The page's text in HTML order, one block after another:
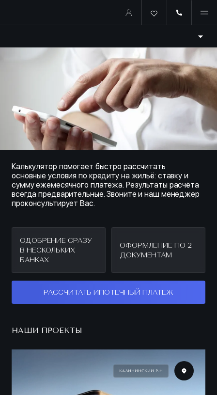
Купить квартиру в ипотеку
Калькулятор помогает быстро рассчитать
основные условия по кредиту на жильё: ставку и
сумму ежемесячного платежа. Результаты расчёта
всегда предварительные. Звоните и наш менеджер
проконсультирует Вас.
ОДОБРЕНИЕ СРАЗУ
В НЕСКОЛЬКИХ
БАНКАХ
ОФОРМЛЕНИЕ ПО 2
ДОКУМЕНТАМ
РАССЧИТАТЬ ИПОТЕЧНЫЙ ПЛАТЕЖ
НАШИ ПРОЕКТЫ
КАЛИНИНСКИЙ Р-Н